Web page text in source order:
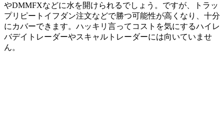
やDMMFXなどに水を開けられるでしょう。ですが、トラッ
プリピートイフダン注文などで勝つ可能性が高くなり、十分
にカバーできます。ハッキリ言ってコストを気にするハイレ
バデイトレーダーやスキャルトレーダーには向いていませ
ん。